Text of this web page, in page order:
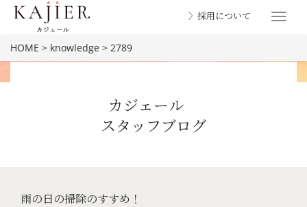
Toggle
〉採用について
HOME > knowledge > 2789
カジェール
スタッフブログ
雨の日の掃除のすすめ！